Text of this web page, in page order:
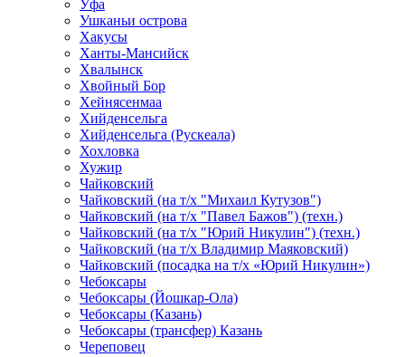
Уфа
Ушканьи острова
Хакусы
Ханты-Мансийск
Хвалынск
Хвойный Бор
Хейнясенмаа
Хийденсельга
Хийденсельга (Рускеала)
Хохловка
Хужир
Чайковский
Чайковский (на т/х "Михаил Кутузов")
Чайковский (на т/х "Павел Бажов") (техн.)
Чайковский (на т/х "Юрий Никулин") (техн.)
Чайковский (на т/х Владимир Маяковский)
Чайковский (посадка на т/х «Юрий Никулин»)
Чебоксары
Чебоксары (Йошкар-Ола)
Чебоксары (Казань)
Чебоксары (трансфер) Казань
Череповец